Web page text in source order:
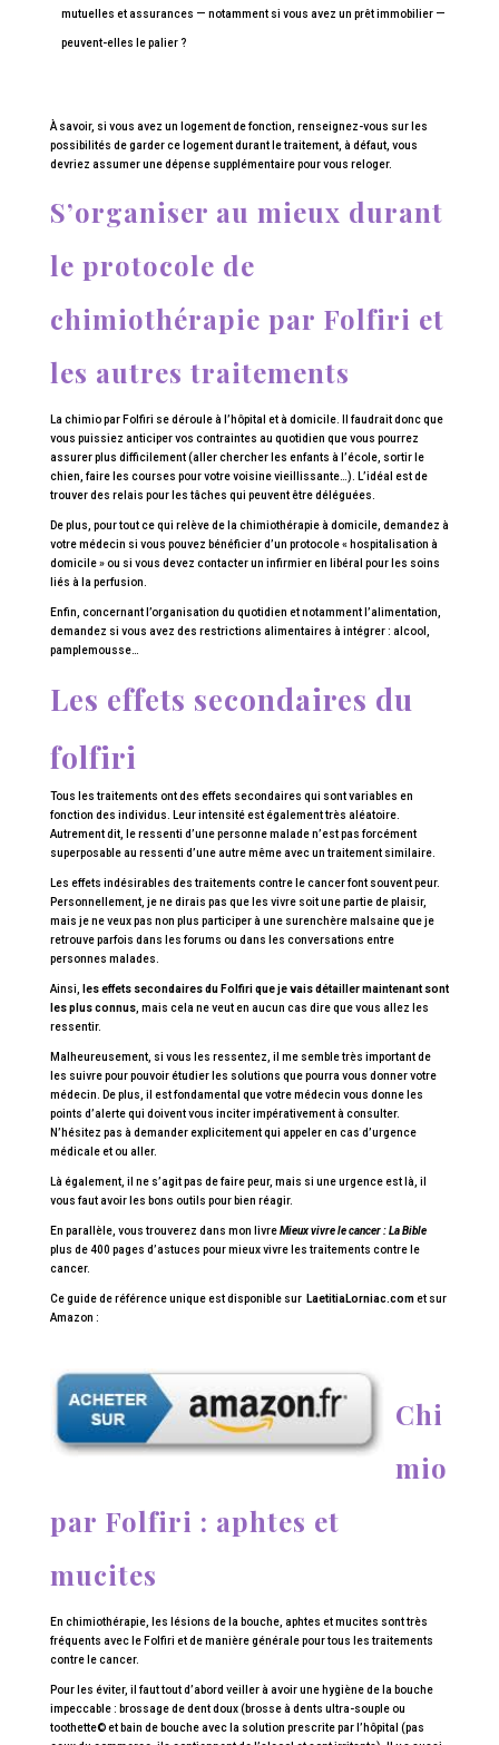
mutuelles et assurances — notamment si vous avez un prêt immobilier —
peuvent-elles le palier ?
À savoir, si vous avez un logement de fonction, renseignez-vous sur les
possibilités de garder ce logement durant le traitement, à défaut, vous
devriez assumer une dépense supplémentaire pour vous reloger.
S’organiser au mieux durant
le protocole de
chimiothérapie par Folfiri et
les autres traitements
La chimio par Folfiri se déroule à l’hôpital et à domicile. Il faudrait donc que
vous puissiez anticiper vos contraintes au quotidien que vous pourrez
assurer plus difficilement (aller chercher les enfants à l’école, sortir le
chien, faire les courses pour votre voisine vieillissante…). L’idéal est de
trouver des relais pour les tâches qui peuvent être déléguées.
De plus, pour tout ce qui relève de la chimiothérapie à domicile, demandez à
votre médecin si vous pouvez bénéficier d’un protocole « hospitalisation à
domicile » ou si vous devez contacter un infirmier en libéral pour les soins
liés à la perfusion.
Enfin, concernant l’organisation du quotidien et notamment l’alimentation,
demandez si vous avez des restrictions alimentaires à intégrer : alcool,
pamplemousse…
Les effets secondaires du
folfiri
Tous les traitements ont des effets secondaires qui sont variables en
fonction des individus. Leur intensité est également très aléatoire.
Autrement dit, le ressenti d’une personne malade n’est pas forcément
superposable au ressenti d’une autre même avec un traitement similaire.
Les effets indésirables des traitements contre le cancer font souvent peur.
Personnellement, je ne dirais pas que les vivre soit une partie de plaisir,
mais je ne veux pas non plus participer à une surenchère malsaine que je
retrouve parfois dans les forums ou dans les conversations entre
personnes malades.
Ainsi,
les effets secondaires du Folfiri que je vais détailler maintenant sont
les plus connus, mais cela ne veut en aucun cas dire que vous allez les
ressentir.
Malheureusement, si vous les ressentez, il me semble très important de
les suivre pour pouvoir étudier les solutions que pourra vous donner votre
médecin. De plus, il est fondamental que votre médecin vous donne les
points d’alerte qui doivent vous inciter impérativement à consulter.
N’hésitez pas à demander explicitement qui appeler en cas d’urgence
médicale et ou aller.
Là également, il ne s’agit pas de faire peur, mais si une urgence est là, il
vous faut avoir les bons outils pour bien réagir.
En parallèle, vous trouverez dans mon livreMieux vivre le cancer : La Bible
plus de 400 pages d’astuces pour mieux vivre les traitements contre le
cancer.
Ce guide de référence unique est disponible sur LaetitiaLorniac.comet sur
Amazon :
Chi
mio
par Folfiri : aphtes et
mucites
En chimiothérapie, les lésions de la bouche, aphtes et mucites sont très
fréquents avec le Folfiri et de manière générale pour tous les traitements
contre le cancer.
Pour les éviter, il faut tout d’abord veiller à avoir une hygiène de la bouche
impeccable : brossage de dent doux (brosse à dents ultra-souple ou
toothette© et bain de bouche avec la solution prescrite par l’hôpital (pas